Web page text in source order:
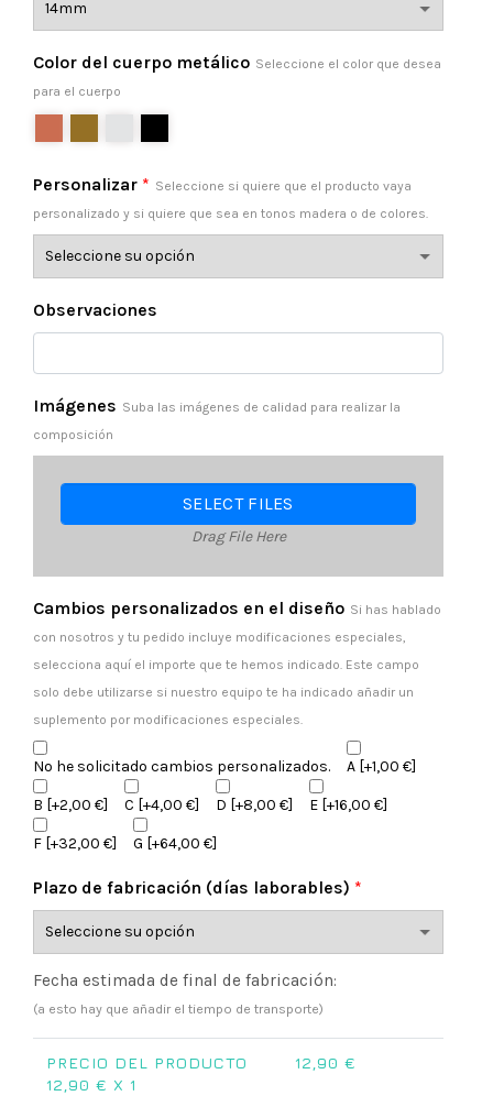
Color del cuerpo metálico Seleccione el color que desea
para el cuerpo
Personalizar * Seleccione si quiere que el producto vaya
personalizado y si quiere que sea en tonos madera o de colores.
Observaciones
Imágenes Suba las imágenes de calidad para realizar la
composición
SELECT FILES
Drag File Here
Cambios personalizados en el diseño Si has hablado
con nosotros y tu pedido incluye modificaciones especiales,
selecciona aquí el importe que te hemos indicado. Este campo
solo debe utilizarse si nuestro equipo te ha indicado añadir un
suplemento por modificaciones especiales.
No he solicitado cambios personalizados. A [+1,00 €]
B [+2,00 €] C [+4,00 €] D [+8,00 €] E [+16,00 €]
F [+32,00 €] G [+64,00 €]
Plazo de fabricación (días laborables) *
Fecha estimada de final de fabricación:
(a esto hay que añadir el tiempo de transporte)
PRECIO DEL PRODUCTO
12,90 € X 1
12,90 €